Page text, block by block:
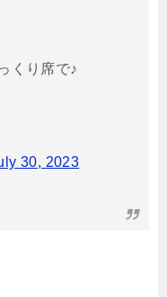
くり席で♪
30, 2023